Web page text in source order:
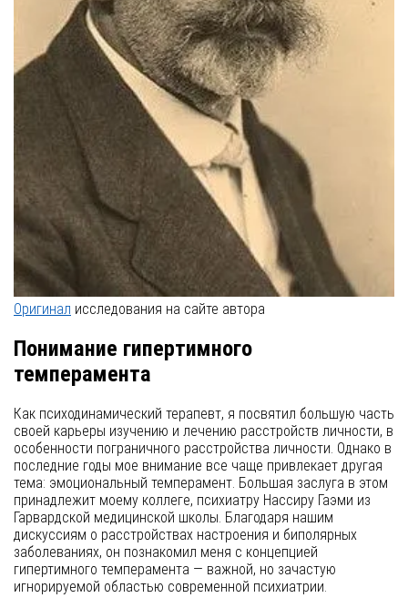
Оригинал исследования на сайте автора
Понимание гипертимного
темперамента
Как психодинамический терапевт, я посвятил большую часть
своей карьеры изучению и лечению расстройств личности, в
особенности пограничного расстройства личности. Однако в
последние годы мое внимание все чаще привлекает другая
тема: эмоциональный темперамент. Большая заслуга в этом
принадлежит моему коллеге, психиатру Нассиру Гаэми из
Гарвардской медицинской школы. Благодаря нашим
дискуссиям о расстройствах настроения и биполярных
заболеваниях, он познакомил меня с концепцией
гипертимного темперамента — важной, но зачастую
игнорируемой областью современной психиатрии.